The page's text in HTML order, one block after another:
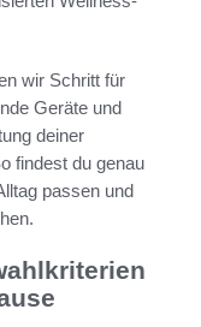
wir Schritt für
Geräte und
deiner
findest du genau
passen und